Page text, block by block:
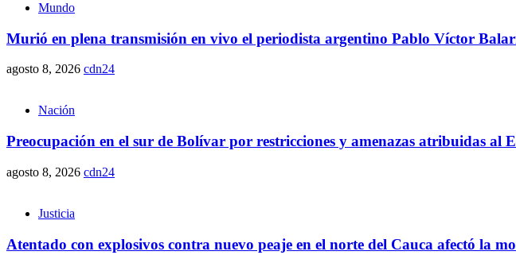
Mundo
Murió en plena transmisión en vivo el periodista argentino Pablo Víctor
agosto 8, 2026 cdn24
Nación
Preocupación en el sur de Bolívar por restricciones y amenazas atribuidas al
agosto 8, 2026 cdn24
Justicia
Atentado con explosivos contra nuevo peaje en el norte del Cauca afectó la